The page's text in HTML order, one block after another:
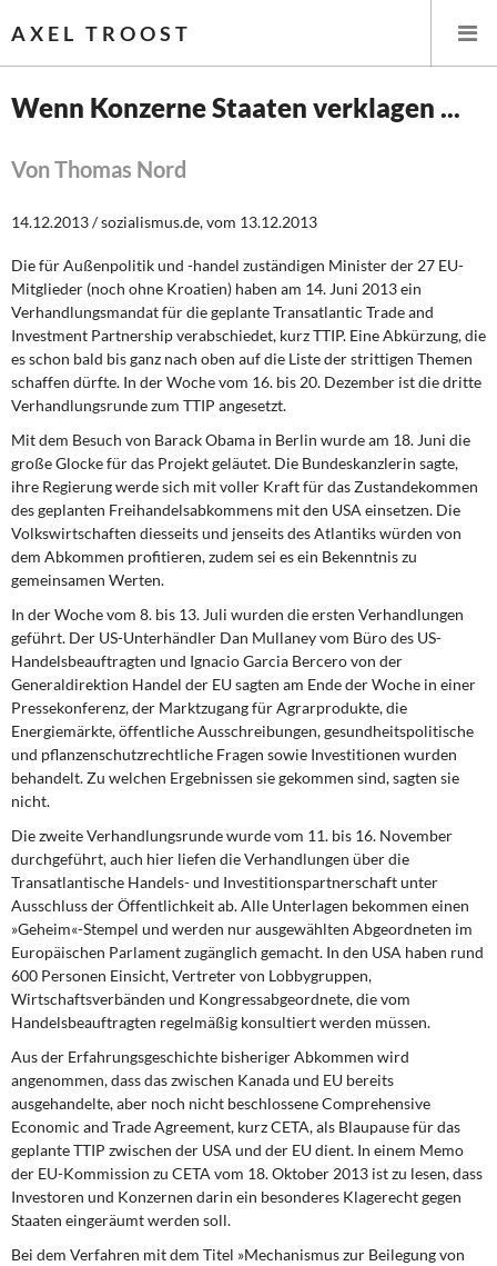
AXEL TROOST
Leitlinien linker Wirtschafts- und Finanzpolitik
Wirtschaftspolitik
Steuer- und Finanzpolitik
Öffentliche Infrastruktur und Daseinsvorsorge
Eurokrise und Griechenland
DIE LINKE
Weitere Themen
Memo-Gruppe
Institut Solidarische Moderne
Rosa-Luxemburg-Stiftung
Über mich
Kontakt
Wenn Konzerne Staaten verklagen ...
Von Thomas Nord
14.12.2013 / sozialismus.de, vom 13.12.2013
Die für Außenpolitik und -handel zuständigen Minister der 27 EU-
Mitglieder (noch ohne Kroatien) haben am 14. Juni 2013 ein
Verhandlungsmandat für die geplante Transatlantic Trade and
Investment Partnership verabschiedet, kurz TTIP. Eine Abkürzung, die
es schon bald bis ganz nach oben auf die Liste der strittigen Themen
schaffen dürfte. In der Woche vom 16. bis 20. Dezember ist die dritte
Verhandlungsrunde zum TTIP angesetzt.
Mit dem Besuch von Barack Obama in Berlin wurde am 18. Juni die
große Glocke für das Projekt geläutet. Die Bundeskanzlerin sagte,
ihre Regierung werde sich mit voller Kraft für das Zustandekommen
des geplanten Freihandelsabkommens mit den USA einsetzen. Die
Volkswirtschaften diesseits und jenseits des Atlantiks würden von
dem Abkommen profitieren, zudem sei es ein Bekenntnis zu
gemeinsamen Werten.
In der Woche vom 8. bis 13. Juli wurden die ersten Verhandlungen
geführt. Der US-Unterhändler Dan Mullaney vom Büro des US-
Handelsbeauftragten und Ignacio Garcia Bercero von der
Generaldirektion Handel der EU sagten am Ende der Woche in einer
Pressekonferenz, der Marktzugang für Agrarprodukte, die
Energiemärkte, öffentliche Ausschreibungen, gesundheitspolitische
und pflanzenschutzrechtliche Fragen sowie Investitionen wurden
behandelt. Zu welchen Ergebnissen sie gekommen sind, sagten sie
nicht.
Die zweite Verhandlungsrundewurde vom 11. bis 16. November
durchgeführt, auch hier liefen die Verhandlungen über die
Transatlantische Handels- und Investitionspartnerschaft unter
Ausschluss der Öffentlichkeit ab. Alle Unterlagen bekommen einen
»Geheim«-Stempel und werden nur ausgewählten Abgeordneten im
Europäischen Parlament zugänglich gemacht. In den USA haben rund
600 Personen Einsicht, Vertreter von Lobbygruppen,
Wirtschaftsverbänden und Kongressabgeordnete, die vom
Handelsbeauftragten regelmäßig konsultiert werden müssen.
Aus der Erfahrungsgeschichte bisheriger Abkommen wird
angenommen, dass das zwischen Kanada und EU bereits
ausgehandelte, aber noch nicht beschlossene Comprehensive
Economic and Trade Agreement, kurz CETA, als Blaupause für das
geplante TTIP zwischen der USA und der EU dient. In einem Memo
der EU-Kommission zu CETA vom 18. Oktober 2013 ist zu lesen, dass
Investoren und Konzernen darin ein besonderes Klagerecht gegen
Staaten eingeräumt werden soll.
Bei dem Verfahren mit dem Titel »Mechanismus zur Beilegung von